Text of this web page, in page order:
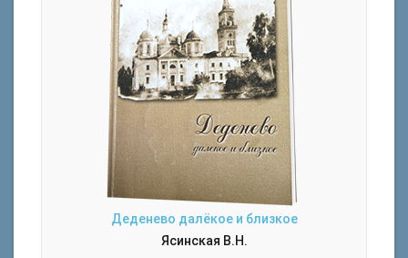
Деденево далёкое и близкое
Ясинская В.Н.